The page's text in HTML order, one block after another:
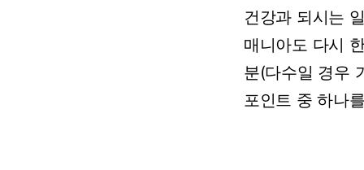
건강과 되시는
매니아도 다시
분(다수일 경우
포인트 중 하나